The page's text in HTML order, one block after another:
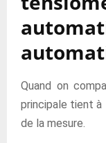
Quand on
principale tient à
de la mesure.